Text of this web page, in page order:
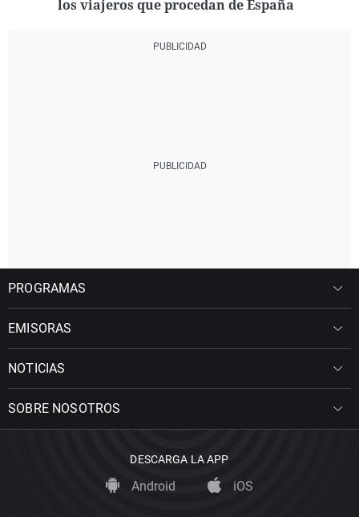
los viajeros que procedan de España
PROGRAMAS
EMISORAS
NOTICIAS
SOBRE NOSOTROS
DESCARGA LA APP
Android iOS